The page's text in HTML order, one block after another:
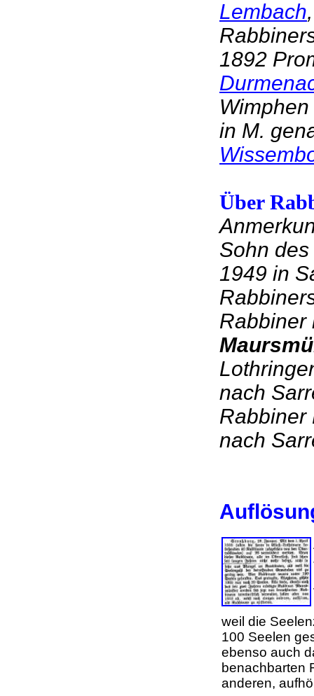
Lembach
1892
in M.
Über
Sohn
1949 in
Rabbiner
nach
Rabbiner
nach
weil die
100 Seelen
ebenso auch
benachbarten
anderen,